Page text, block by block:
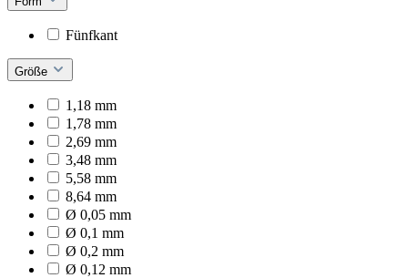
Fünfkant
Größe
1,18 mm
1,78 mm
2,69 mm
3,48 mm
5,58 mm
8,64 mm
Ø 0,05 mm
Ø 0,1 mm
Ø 0,2 mm
Ø 0,12 mm